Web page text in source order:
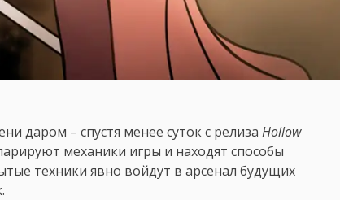
даром – спустя менее суток с релиза Hollow
механики игры и находят способы
техники явно войдут в арсенал будущих